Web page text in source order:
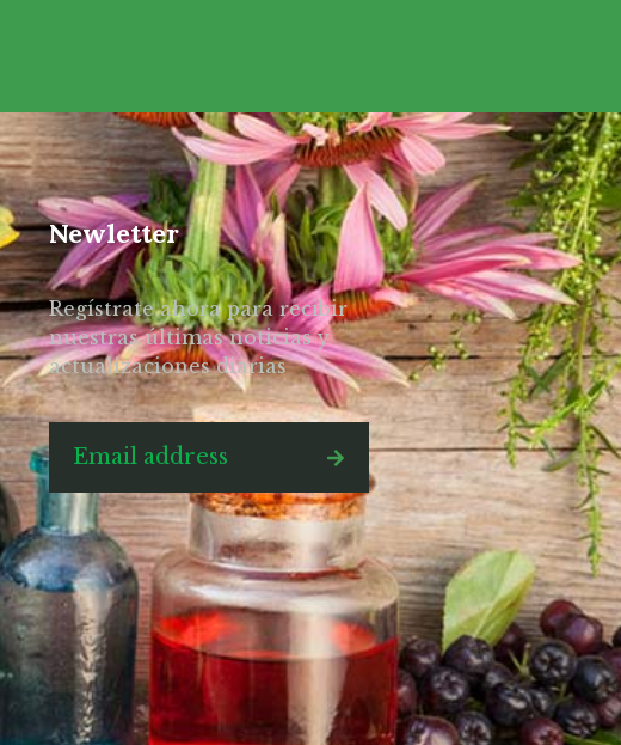
Newletter
Regístrate ahora para recibir
nuestras últimas noticias y
actualizaciones diarias